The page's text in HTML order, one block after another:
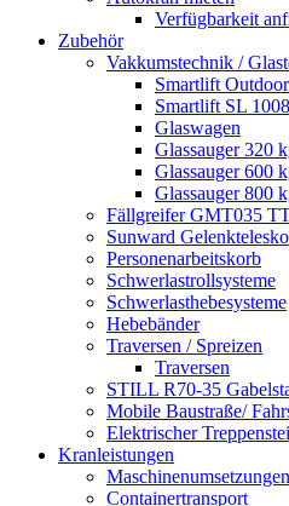
Verfügbarkeit
Zubehör
Vakkumstechnik /
Smartlift
Smartlift SL
Glaswagen
Glassauger 320
Glassauger 600
Glassauger 800
Fällgreifer GMT035
Sunward
Personenarbeitskorb
Schwerlastrollsysteme
Schwerlasthebesysteme
Hebebänder
Traversen / Spreizen
Traversen
STILL R70-35
Mobile Baustraße/
Elektrischer
Kranleistungen
Maschinenumsetzungen
Containertransport